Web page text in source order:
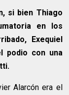
si bien Thiago
en los
Exequiel
podio con una
Alarcón era el